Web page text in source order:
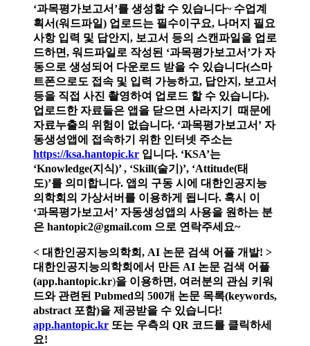
‘과목평가보고서’를 생성할 수 있습니다~ 수업계
획서(워드파일) 업로드는 필수이구요, 나머지 필요
사항 입력 및 답안지, 보고서 등의 스캔파일을 업로
드하면, 워드파일로 작성된 ‘과목평가보고서’가 자
동으로 생성되어 다운로드 받을 수 있습니다(스마
트폰으로도 접속 및 입력 가능하고, 답안지, 보고서
등을 직접 사진 촬영하여 업로드 할 수 있습니다).
업로드한 자료들은 앱을 닫으면 사라지기 때문에
자료누출의 위험이 없습니다. ‘과목평가보고서’ 자
동생성앱에 접속하기 위한 인터넷 주소는
https://ksa.hantopic.kr 입니다. ‘KSA’는
‘Knowledge(지식)’ , ‘Skill(술기)’, ‘Attitude(태
도)’를 의미합니다. 앱의 구동 시에 대한인공지능
의학회의 가상서버를 이용하게 됩니다. 혹시 이
‘과목평가보고서’ 자동생성앱의 사용을 원하는 분
은 hantopic2@gmail.com 으로 연락주세요~
< 대한인공지능의학회, AI 논문 검색 어플 개발! >
대한인공지능의학회에서 만든 AI 논문 검색 어플
(app.hantopic.kr)을 이용하면, 여러분의 관심 키워
드와 관련된 Pubmed의 500개 논문 목록(keywords,
abstract 포함)을 제공받을 수 있습니다!
app.hantopic.kr 또는 우측의 QR 코드를 클릭하세
요!